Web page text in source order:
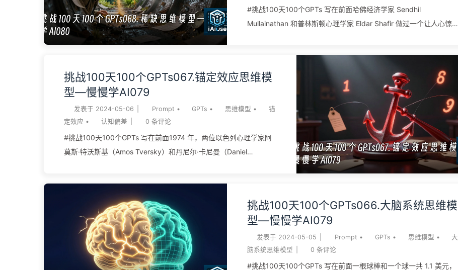
末引用）。桥造得太满、车开得太重，账面一有偏差就没缓冲，这就
是安全边际缺位的代价。 安全边际（margin of safety）这个词，是
本杰明·格雷厄姆（Benjamin Graham，1894-1976）在 1949 年
#挑战100天100个GPTs 写在前面哈佛经济学家 Sendhil
Mullainathan 和普林斯顿心理学家 Eldar Shafir 做过一个让人心惊的
——高收入者几乎不受影响，低收入者光是被这个假设的”钱不够”触
发了”稀缺心态”，智力测试的表现就掉了约 13 到 14 个 IQ 点，相当
于熬了一整夜没睡。同一个团队还在印度测过甘蔗农民：同一个农
民、同一套题，在甘蔗还没卖出去（缺钱）时做、和卖完拿到钱（不
缺了）之后做，分数差了一大截。稀缺不只是”钱不够”那么简单——
它是一种会占据你大脑”带宽”、把你的视野收窄成管子的认知状态。
这就是 Mullainathan 和 Shafir 2013 年那本《Scarcity: Why
Having Too Little Means So Much》的核心发现。 稀缺思维模型，
挑战100天100个GPTs067.锚定效应思维模
型—慢慢学AI079
发表于 2024-05-06 Prompt • GPTs • 思维模型 •
锚
定效应 • 认知偏差 0 条评论
#挑战100天100个GPTs 写在前面1974 年，两位以色列心理学家阿
莫斯·特沃斯基（Amos Tversky）和丹尼尔·卡尼曼（Daniel
们：联合国成员国里非洲国家的比例，比刚才那个数字高还是低？再
让他们估一个具体比例。结果——轮盘停在 10 的人，中位数估
25%；轮盘停在 65 的人，中位数估 45%。一个所有人都看得出是
随机摇出来的、和非洲国家毫无关系的数字，硬生生把人的估计拽了
过去。这就是锚定效应——人在判断一个不确定的数时，会被先看到
的任意一个值”锚住”，哪怕那个值毫无意义。 锚定效应思维模型，讲
挑战100天100个GPTs066.大脑系统思维模
型—慢慢学AI079
发表于 2024-05-05 Prompt • GPTs • 思维模型 •
大
脑系统思维模型
0 条评论
#挑战100天100个GPTs 写在前面一根球棒和一个球一共 1.1 美元，